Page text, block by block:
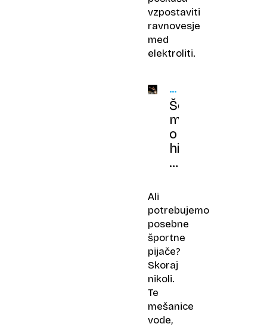
vzpostaviti
ravnovesje
med
elektroliti.
VROČINA
IN
VODA
Šest
mitov
o
hidraciji,
ki
zdravju
Ali
potrebujemo
posebne
športne
pijače?
Skoraj
nikoli.
Te
mešanice
vode,